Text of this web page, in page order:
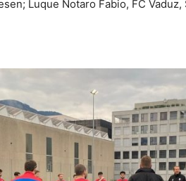
Luque Notaro Fabio, FC Vaduz,